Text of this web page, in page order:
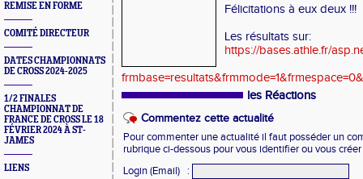
REMISE EN FORME
COMITÉ DIRECTEUR
DATES CHAMPIONNATS
DE CROSS 2024-2025
1/2 FINALES
CHAMPIONNAT DE
FRANCE DE CROSS LE 18
FÉVRIER 2024 À ST-
JAMES
LIENS
Félicitations à eux deux !!!
Les résultats sur:
https://bases.athle.fr/
les Réactions
Commentez cette actualité
Pour commenter une actualité il faut posséder un
rubrique ci-dessous pour vous identifier ou vous
Login (Email)
: